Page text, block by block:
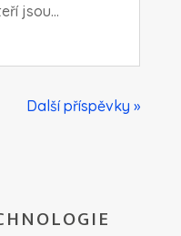
jsou...
Další příspěvky »